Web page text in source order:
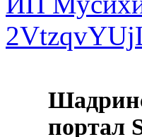
портал